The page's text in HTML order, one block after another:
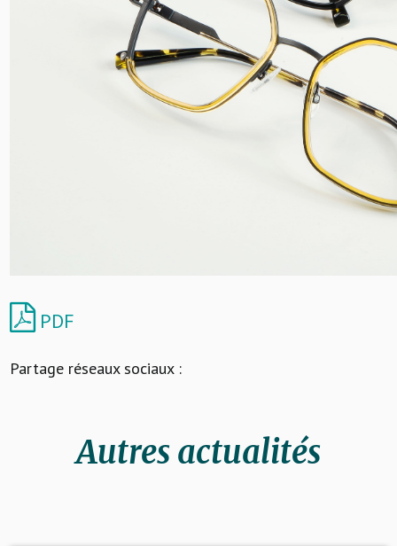
PDF
Partage réseaux sociaux :
Autres actualités